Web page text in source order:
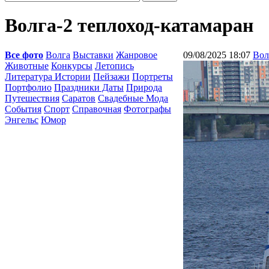
Волга-2 теплоход-катамаран
Все фото Волга Выставки Жанровое
Животные Конкурсы Летопись
Литература Истории Пейзажи Портреты
Портфолио Праздники Даты Природа
Путешествия Саратов Свадебные Мода
События Спорт Справочная Фотографы
Энгельс Юмор
09/08/2025 18:07